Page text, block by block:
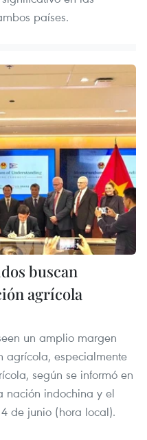
países.
buscan
agrícola
un amplio margen
agrícola, especialmente
según se informó en
nación indochina y el
de junio (hora local).